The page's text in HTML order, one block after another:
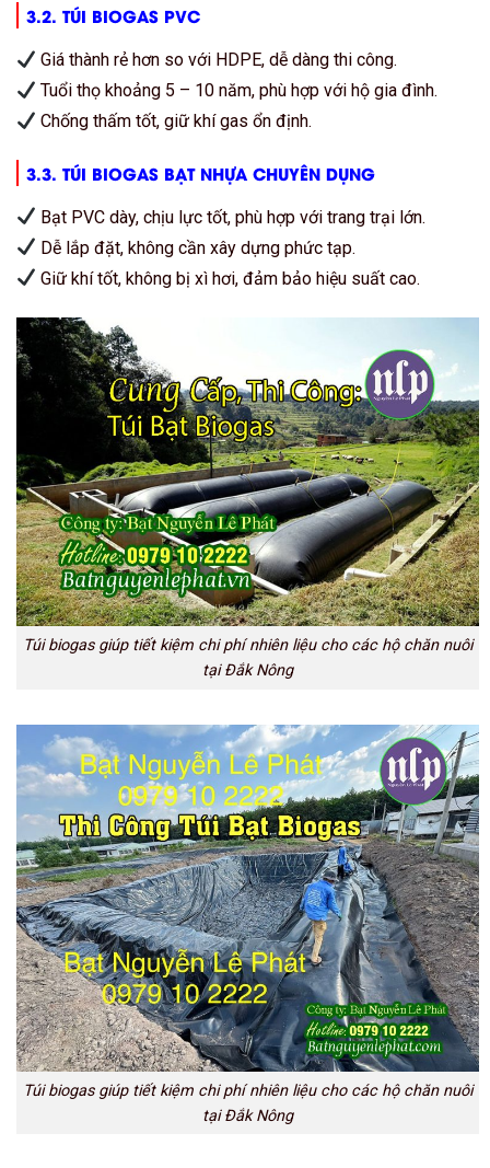
3.2. TÚI BIOGAS PVC
Giá thành rẻ hơn so với HDPE, dễ dàng thi công.
Tuổi thọ khoảng 5 – 10 năm, phù hợp với hộ gia đình.
Chống thấm tốt, giữ khí gas ổn định.
3.3. TÚI BIOGAS BẠT NHỰA CHUYÊN DỤNG
Bạt PVC dày, chịu lực tốt, phù hợp với trang trại lớn.
Dễ lắp đặt, không cần xây dựng phức tạp.
Giữ khí tốt, không bị xì hơi, đảm bảo hiệu suất cao.
Túi biogas giúp tiết kiệm chi phí nhiên liệu cho các hộ chăn nuôi
tại Đắk Nông
Túi biogas giúp tiết kiệm chi phí nhiên liệu cho các hộ chăn nuôi
tại Đắk Nông